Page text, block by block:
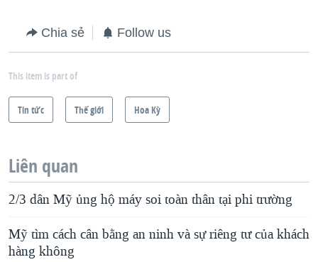
Chia sẻ Follow us
This item is part of
Tin tức Thế giới Hoa Kỳ
Liên quan
2/3 dân Mỹ ủng hộ máy soi toàn thân tại phi trường
Mỹ tìm cách cân bằng an ninh và sự riêng tư của khách
hàng không